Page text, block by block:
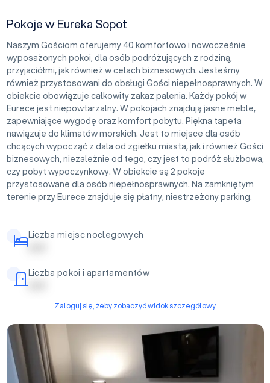
Pokoje w Eureka Sopot
Naszym Gościom oferujemy 40 komfortowo i nowocześnie
wyposażonych pokoi, dla osób podróżujących z rodziną,
przyjaciółmi, jak również w celach biznesowych. Jesteśmy
również przystosowani do obsługi Gości niepełnosprawnych. W
obiekcie obowiązuje całkowity zakaz palenia. Każdy pokój w
Eurece jest niepowtarzalny. W pokojach znajdują jasne meble,
zapewniające wygodę oraz komfort pobytu. Piękna tapeta
nawiązuje do klimatów morskich. Jest to miejsce dla osób
chcących wypocząć z dala od zgiełku miasta, jak i również Gości
biznesowych, niezależnie od tego, czy jest to podróż służbowa,
czy pobyt wypoczynkowy. W obiekcie są 2 pokoje
przystosowane dla osób niepełnosprawnych. Na zamkniętym
terenie przy Eurece znajduje się płatny, niestrzeżony parking.
Liczba miejsc noclegowych
| | | | |
Liczba pokoi i apartamentów
| | | | |
Zaloguj się, żeby zobaczyć widok szczegółowy